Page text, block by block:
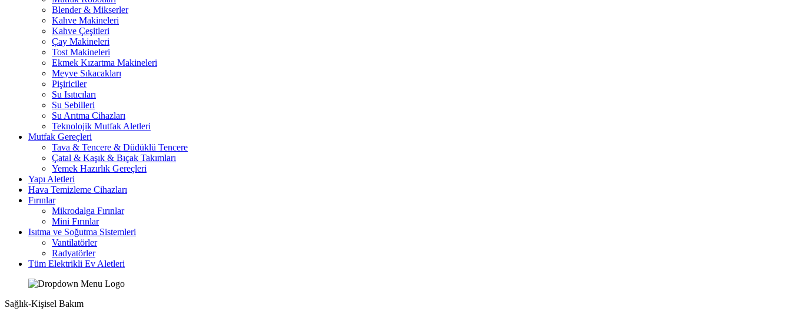
Blender & Mikserler
Kahve Makineleri
Kahve Çeşitleri
Çay Makineleri
Tost Makineleri
Ekmek Kızartma Makineleri
Meyve Sıkacakları
Pişiriciler
Su Isıtıcıları
Su Sebilleri
Su Arıtma Cihazları
Teknolojik Mutfak Aletleri
Mutfak Gereçleri
Tava & Tencere & Düdüklü Tencere
Çatal & Kaşık & Bıçak Takımları
Yemek Hazırlık Gereçleri
Yapı Aletleri
Hava Temizleme Cihazları
Fırınlar
Mikrodalga Fırınlar
Mini Fırınlar
Isıtma ve Soğutma Sistemleri
Vantilatörler
Radyatörler
Tüm Elektrikli Ev Aletleri
Sağlık-Kişisel Bakım